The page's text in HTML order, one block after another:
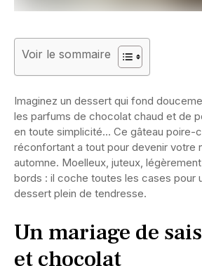
Voir le sommaire
Imaginez un dessert qui fond
les parfums de chocolat chaud et de
en toute simplicité… Ce gâteau poire-
réconfortant a tout pour devenir votre
automne. Moelleux, juteux,
bords : il coche toutes les cases pour
dessert plein de tendresse.
Un mariage de
et chocolat